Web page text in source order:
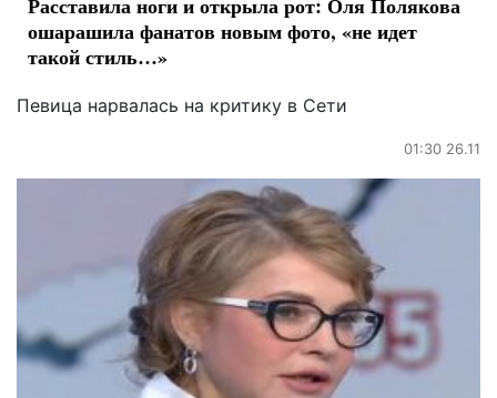
Расставила ноги и открыла рот: Оля Полякова
ошарашила фанатов новым фото, «не идет
такой стиль…»
Певица нарвалась на критику в Сети
01:30 26.11